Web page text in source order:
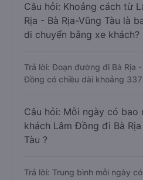
Câu hỏi: Khoảng cách từ
Rịa - Bà Rịa-Vũng Tàu là
di chuyển bằng xe khách?
Trả lời: Đoạn đường đi Bà Rịa
Đồng có chiều dài khoảng
Câu hỏi: Mỗi ngày có bao
khách Lâm Đồng đi Bà
Tàu ?
Trả lời: Trung bình mỗi ngày